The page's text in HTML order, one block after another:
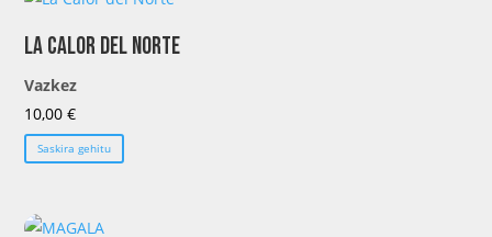
La Calor del Norte
Vazkez
10,00€
Saskira gehitu